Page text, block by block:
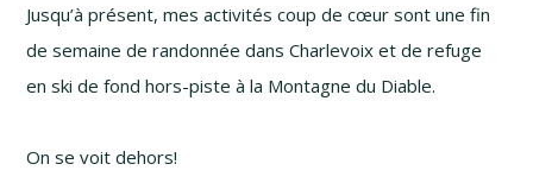
Jusqu’à présent, mes activités coup de cœur sont une fin
de semaine de randonnée dans Charlevoix et de refuge
en ski de fondhors-piste à la Montagne du Diable.
On se voit dehors!